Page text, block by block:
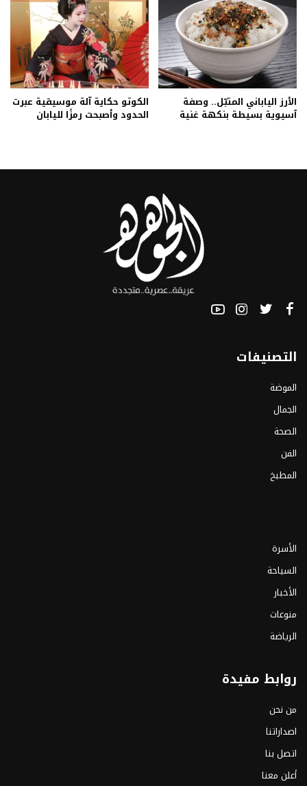
الأرز الياباني المتبّل.. وصفة
آسيوية بسيطة بنكهة غنية
الكوتو حكاية آلة موسيقية عبرت
الحدود وأصبحت رمزًا لليابان
التصنيفات
الموضة
الجمال
الصحة
الفن
المطبخ
الأسرة
السياحة
الأخبار
منوعات
الرياضة
روابط مفيدة
من نحن
اصداراتنا
اتصل بنا
أعلن معنا